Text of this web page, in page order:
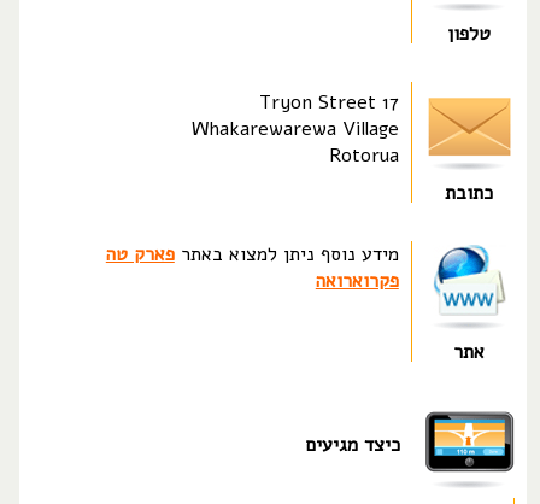
טלפון
כתובת
17 Tryon Street
Whakarewarewa Village
Rotorua
אתר
מידע נוסף ניתן למצוא באתרפארק טה
פקרוארואה
כיצד מגיעים